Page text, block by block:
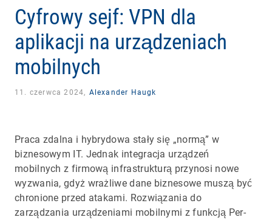
Cyfrowy sejf: VPN dla
aplikacji na urządzeniach
mobilnych
11. czerwca 2024, Alexander Haugk
Praca zdalna i hybrydowa stały się „normą” w
biznesowym IT. Jednak integracja urządzeń
mobilnych z firmową infrastrukturą przynosi nowe
wyzwania, gdyż wrażliwe dane biznesowe muszą być
chronione przed atakami. Rozwiązania do
zarządzania urządzeniami mobilnymi z funkcją Per-